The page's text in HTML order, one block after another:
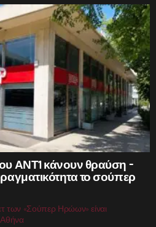
ΑΝΤ1 κάνουν θραύση –
το σούπερ
των «Σούπερ Ηρώων» είναι
Αθήνα